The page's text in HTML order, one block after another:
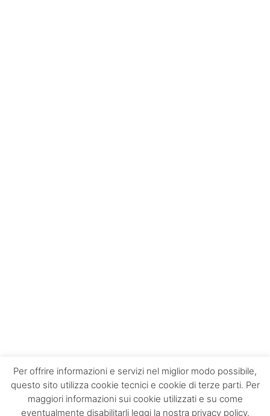
Contatti Chi siamo Privacy policy
Per offrire informazioni e servizi nel miglior modo possibile,
questo sito utilizza cookie tecnici e cookie di terze parti. Per
maggiori informazioni sui cookie utilizzati e su come
eventualmente disabilitarli leggi la nostra privacy policy.